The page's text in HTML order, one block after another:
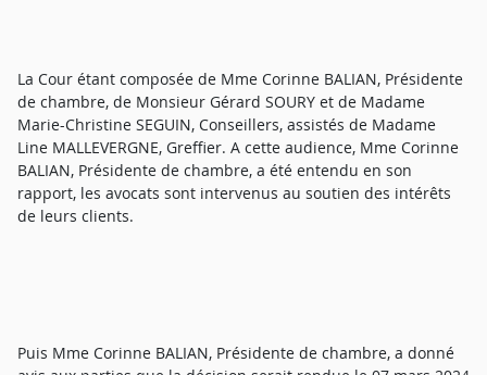
La Cour étant composée de Mme Corinne BALIAN, Présidente
de chambre, de Monsieur Gérard SOURY et de Madame
Marie-Christine SEGUIN, Conseillers, assistés de Madame
Line MALLEVERGNE, Greffier. A cette audience, Mme Corinne
BALIAN, Présidente de chambre, a été entendu en son
rapport, les avocats sont intervenus au soutien des intérêts
de leurs clients.
Puis Mme Corinne BALIAN, Présidente de chambre, a donné